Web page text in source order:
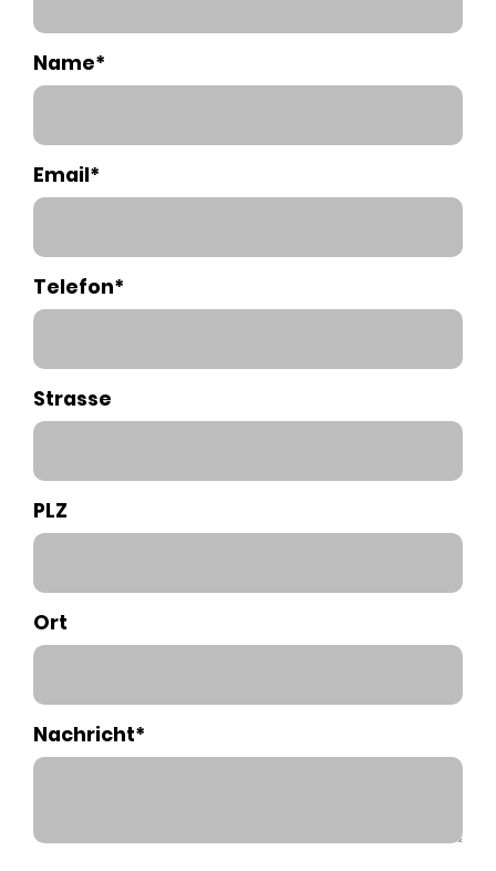
Name*
Email*
Telefon*
Strasse
PLZ
Ort
Nachricht*